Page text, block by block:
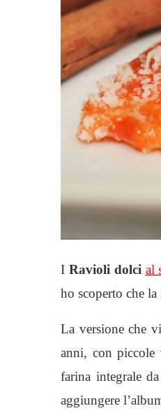
I Ravioli dolci al
ho scoperto che
La versione che
anni, con piccole
farina integrale
aggiungere